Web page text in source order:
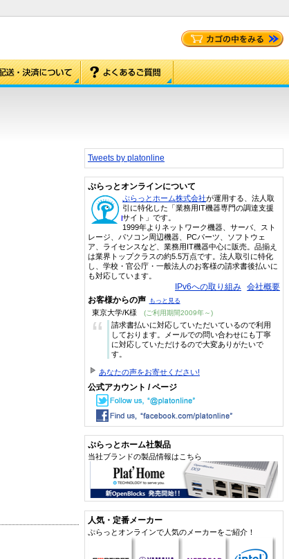
Tweets by platonline
ぷらっとオンラインについて
ぷらっとホーム株式会社が運用する、法人取
引に特化した「業務用IT機器専門の調達支援
サイト」です。
1999年よりネットワーク機器、サーバ、スト
レージ、パソコン周辺機器、PCパーツ、ソフトウェ
ア、ライセンスなど、業務用IT機器中心に販売。品揃え
は業界トップクラスの約5.5万点です。法人取引に特化
し、学校・官公庁・一般法人のお客様の請求書後払いに
も対応しています。
IPv6への取り組み 会社概要
お客様からの声 もっと見る
東京大学/K様 (ご利用期間2009年～)
“
請求書払いに対応していただいているので利用
しております。メールでの問い合わせにも丁寧
に対応していただけるので大変ありがたいで
す。
あなたの声をお寄せください!
公式アカウント / ページ
ぷらっとホーム社製品
当社ブランドの製品情報はこちら
人気・定番メーカー
ぷらっとオンラインで人気のメーカーをご紹介！